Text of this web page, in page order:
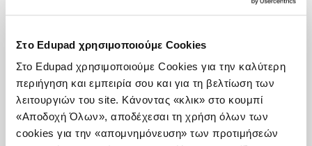
Στο Edupad χρησιμοποιούμε Cookies
Στο Edupad χρησιμοποιούμε Cookies για την καλύτερη
περιήγηση και εμπειρία σου και για τη βελτίωση των
λειτουργιών του site. Κάνοντας «κλικ» στο κουμπί
«Αποδοχή Όλων», αποδέχεσαι τη χρήση όλων των
cookies για την «απομνημόνευση» των προτιμήσεών
περιγράμματος τους.
Φωτογραφίες. Εισαγουμε φωτογραφίες
απευθείας από την κάμερα του iPad, ή
από το αρχείο φωτογραφιών.
Το περιεχόμενο της οθόνης προβάλλεται από ένα
iPad στον διαδραστικό πίνακα για ολόκληρη την